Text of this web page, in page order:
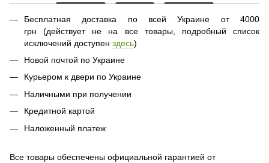
Бесплатная доставка по всей Украине от 4000
грн (действует не на все товары, подробный список
исключений доступен здесь)
Новой почтой по Украине
Курьером к двери по Украине
Наличными при получении
Кредитной картой
Наложенный платеж
Все товары обеспечены официальной гарантией от